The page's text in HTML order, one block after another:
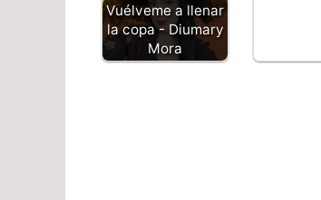
Vuélveme a llenar
la copa - Diumary
Mora